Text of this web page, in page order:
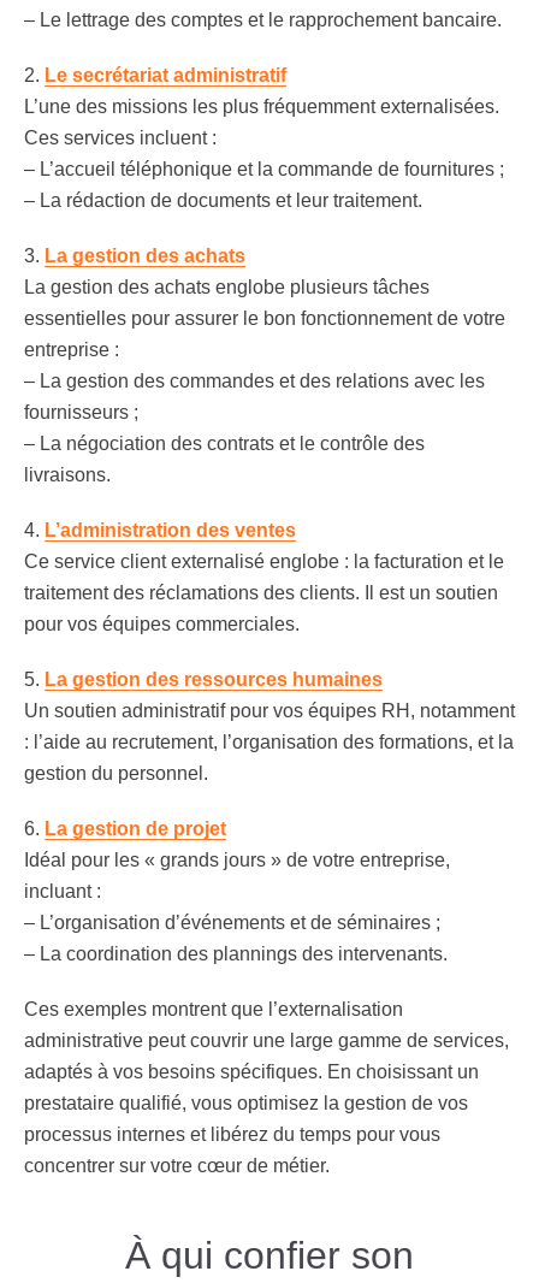
– Le lettrage des comptes et le rapprochement bancaire.
2. Le secrétariat administratif
L’une des missions les plus fréquemment externalisées.
Ces services incluent :
– L’accueil téléphonique et la commande de fournitures ;
– La rédaction de documents et leur traitement.
3. La gestion des achats
La gestion des achats englobe plusieurs tâches
essentielles pour assurer le bon fonctionnement de votre
entreprise :
– La gestion des commandes et des relations avec les
fournisseurs ;
– La négociation des contrats et le contrôle des
livraisons.
4. L’administration des ventes
Ce service client externalisé englobe : la facturation et le
traitement des réclamations des clients. Il est un soutien
pour vos équipes commerciales.
5. La gestion des ressources humaines
Un soutien administratif pour vos équipes RH, notamment
: l’aide au recrutement, l’organisation des formations, et la
gestion du personnel.
6. La gestion de projet
Idéal pour les « grands jours » de votre entreprise,
incluant :
– L’organisation d’événements et de séminaires ;
– La coordination des plannings des intervenants.
Ces exemples montrent que l’externalisation
administrative peut couvrir une large gamme de services,
adaptés à vos besoins spécifiques. En choisissant un
prestataire qualifié, vous optimisez la gestion de vos
processus internes et libérez du temps pour vous
concentrer sur votre cœur de métier.
À qui confier son